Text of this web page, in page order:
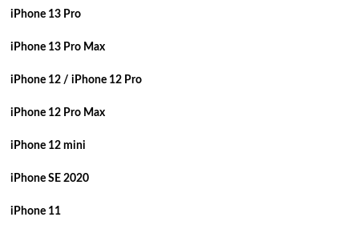
iPhone 13 Pro
iPhone 13 Pro Max
iPhone 12 / iPhone 12 Pro
iPhone 12 Pro Max
iPhone 12 mini
iPhone SE 2020
iPhone 11